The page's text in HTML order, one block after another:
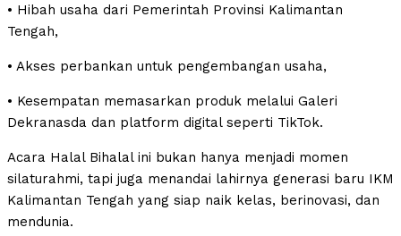
• Hibah usaha dari Pemerintah Provinsi Kalimantan
Tengah,
• Akses perbankan untuk pengembangan usaha,
• Kesempatan memasarkan produk melalui Galeri
Dekranasda dan platform digital seperti TikTok.
Acara Halal Bihalal ini bukan hanya menjadi momen
silaturahmi, tapi juga menandai lahirnya generasi baru IKM
Kalimantan Tengah yang siap naik kelas, berinovasi, dan
mendunia.